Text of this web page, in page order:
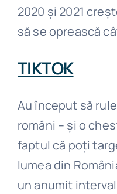
2020 și 2021
să se oprească
TIKTOK
Au început să
români – și o
faptul că poți
lumea din
un anumit